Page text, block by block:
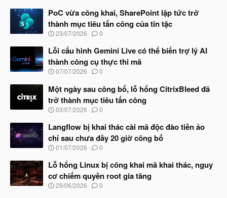
à
b
ắ
đ
ầ
u
PoC vừa công khai, SharePoint lập tức trở
thành mục tiêu tấn công của tin tặc
N
à
b
ắ
đ
ầ
u
23/07/2026 0
Lỗi cấu hình Gemini Live có thể biến trợ lý AI
thành công cụ thực thi mã
N
à
y
b
ắ
đ
ầ
u
07/07/2026 0
Một ngày sau công bố, lỗ hổng CitrixBleed đã
trở thành mục tiêu tấn công
N
à
y
b
ắ
đ
ầ
u
03/07/2026 0
Langflow bị khai thác cài mã độc đào tiền ảo
chỉ sau chưa đầy 20 giờ công bố
N
à
b
ắ
01/07/2026 0
Lỗ hổng Linux bị công khai mã khai thác, nguy
cơ chiếm quyền root gia tăng
N
29/06/2026 0